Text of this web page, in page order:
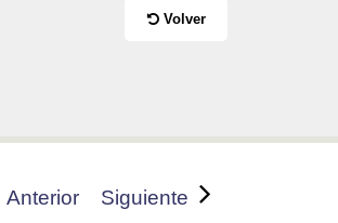
Volver
Anterior Siguiente